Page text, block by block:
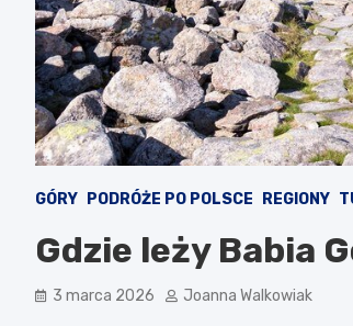
GÓRY PODRÓŻE PO POLSCE REGIONY
Gdzie leży Babia
3 marca 2026 Joanna Walkowiak